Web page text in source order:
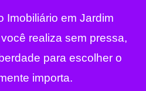
Imobiliário em Jardim
realiza sem pressa,
para escolher o
importa.